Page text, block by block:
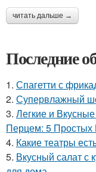
читать дальше →
Последние
1. Спагетти с
2. Супервлажный
3. Легкие и
Перцем: 5 Простых
4. Какие театры
5. Вкусный салат с